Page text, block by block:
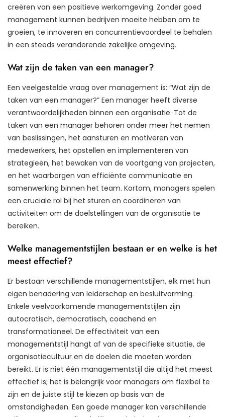
creëren van een positieve werkomgeving. Zonder goed
management kunnen bedrijven moeite hebben om te
groeien, te innoveren en concurrentievoordeel te behalen
in een steeds veranderende zakelijke omgeving.
Wat zijn de taken van een manager?
Een veelgestelde vraag over management is: “Wat zijn de
taken van een manager?” Een manager heeft diverse
verantwoordelijkheden binnen een organisatie. Tot de
taken van een manager behoren onder meer het nemen
van beslissingen, het aansturen en motiveren van
medewerkers, het opstellen en implementeren van
strategieën, het bewaken van de voortgang van projecten,
en het waarborgen van efficiënte communicatie en
samenwerking binnen het team. Kortom, managers spelen
een cruciale rol bij het sturen en coördineren van
activiteiten om de doelstellingen van de organisatie te
bereiken.
Welke managementstijlen bestaan er en welke is het
meest effectief?
Er bestaan verschillende managementstijlen, elk met hun
eigen benadering van leiderschap en besluitvorming.
Enkele veelvoorkomende managementstijlen zijn
autocratisch, democratisch, coachend en
transformationeel. De effectiviteit van een
managementstijl hangt af van de specifieke situatie, de
organisatiecultuur en de doelen die moeten worden
bereikt. Er is niet één managementstijl die altijd het meest
effectief is; het is belangrijk voor managers om flexibel te
zijn en de juiste stijl te kiezen op basis van de
omstandigheden. Een goede manager kan verschillende